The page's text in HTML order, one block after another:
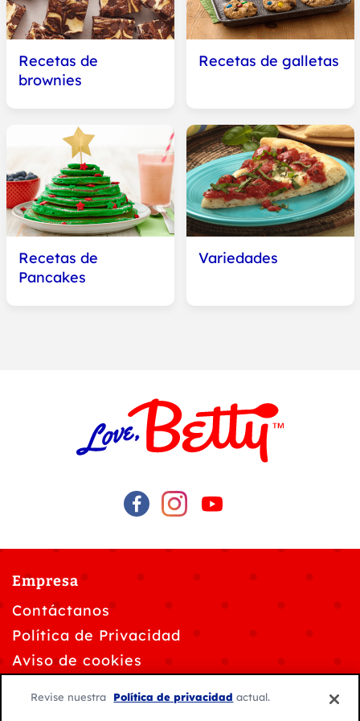
Recetas de
brownies
Recetas de galletas
Recetas de
Pancakes
Variedades
Empresa
Contáctanos
Política de Privacidad
Aviso de cookies
Revise nuestra Política de privacidad actual.